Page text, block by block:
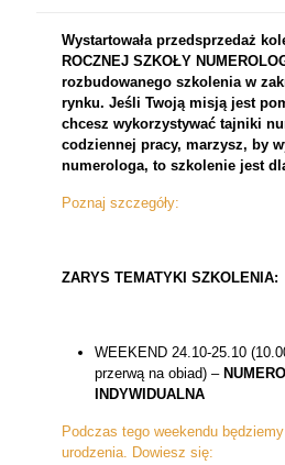
Wystartowała przedsprzedaż
ROCZNEJ SZKOŁY
rozbudowanego szkolenia w
rynku. Jeśli Twoją misją jest
chcesz wykorzystywać tajniki
codziennej pracy, marzysz, by
numerologa, to szkolenie jest
Poznaj szczegóły:
ZARYS TEMATYKI SZKOLENIA:
WEEKEND 24.10-25.10
przerwą na obiad) –
INDYWIDUALNA
Podczas tego weekendu
urodzenia. Dowiesz się: